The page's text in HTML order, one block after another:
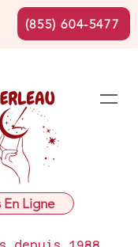
En Ligne
(855) 604-5477